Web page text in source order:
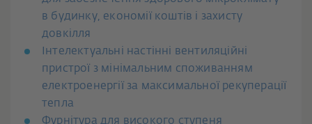
в будинку, економії коштів і захисту
довкілля
Інтелектуальні настінні вентиляційні
пристрої з мінімальним споживанням
електроенергії за максимальної рекуперації
тепла
Фурнітура для високого ступеня